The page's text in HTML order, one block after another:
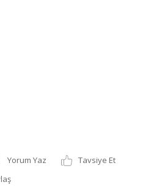
Yorum Yaz
Tavsiye Et